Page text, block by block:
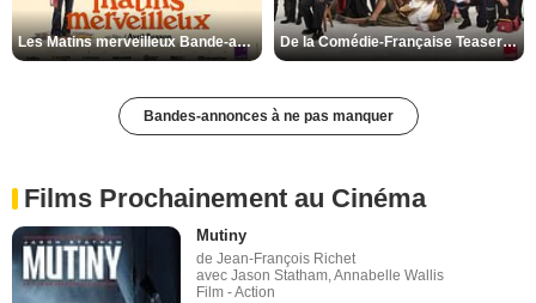
Les Matins merveilleux Bande-annonce VF De la Comédie-Française Teaser VF
Bandes-annonces à ne pas manquer
Films Prochainement au Cinéma
Mutiny
de Jean-François Richet
avec Jason Statham, Annabelle Wallis
Film - Action